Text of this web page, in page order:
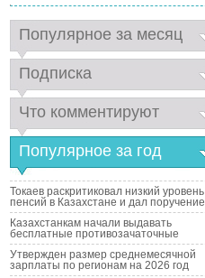
Популярное за месяц
Подписка
Что комментируют
Популярное за год
Токаев раскритиковал низкий уровень
пенсий в Казахстане и дал поручение
Казахстанкам начали выдавать
бесплатные противозачаточные
Утвержден размер среднемесячной
зарплаты по регионам на 2026 год